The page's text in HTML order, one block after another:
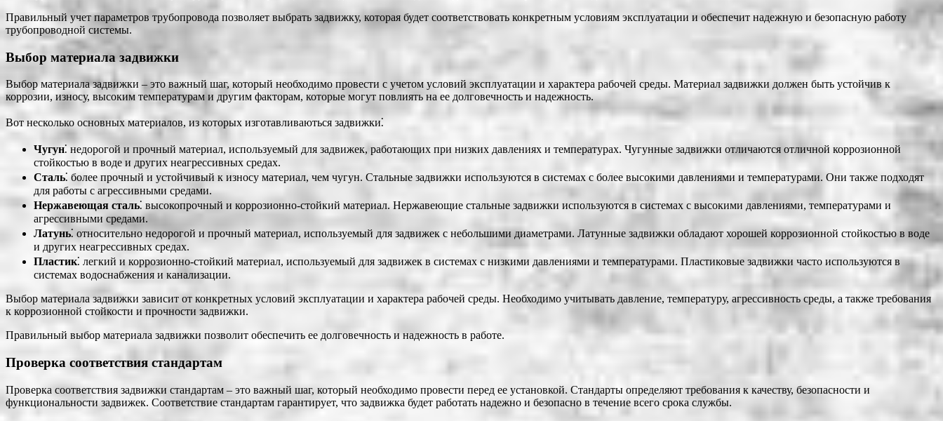
Правильный учет параметров трубопровода позволяет выбрать задвижку, которая будет соответствовать конкретным условиям эксплуатации и обеспечит надежную и безопасную работу
трубопроводной системы.
Выбор материала задвижки
Выбор материала задвижки – это важный шаг, который необходимо провести с учетом условий эксплуатации и характера рабочей среды. Материал задвижки должен быть устойчив к
коррозии, износу, высоким температурам и другим факторам, которые могут повлиять на ее долговечность и надежность.
Вот несколько основных материалов, из которых изготавливаються задвижки⁚
Чугун⁚ недорогой и прочный материал, используемый для задвижек, работающих при низких давлениях и температурах. Чугунные задвижки отличаются отличной коррозионной
стойкостью в воде и других неагрессивных средах.
Сталь⁚ более прочный и устойчивый к износу материал, чем чугун. Стальные задвижки используются в системах с более высокими давлениями и температурами. Они также подходят
для работы с агрессивными средами.
Нержавеющая сталь⁚ высокопрочный и коррозионно-стойкий материал. Нержавеющие стальные задвижки используются в системах с высокими давлениями, температурами и
агрессивными средами.
Латунь⁚ относительно недорогой и прочный материал, используемый для задвижек с небольшими диаметрами. Латунные задвижки обладают хорошей коррозионной стойкостью в воде
и других неагрессивных средах.
Пластик⁚ легкий и коррозионно-стойкий материал, используемый для задвижек в системах с низкими давлениями и температурами. Пластиковые задвижки часто используются в
системах водоснабжения и канализации.
Выбор материала задвижки зависит от конкретных условий эксплуатации и характера рабочей среды. Необходимо учитывать давление, температуру, агрессивность среды, а также требования
к коррозионной стойкости и прочности задвижки.
Правильный выбор материала задвижки позволит обеспечить ее долговечность и надежность в работе.
Проверка соответствия стандартам
Проверка соответствия задвижки стандартам – это важный шаг, который необходимо провести перед ее установкой. Стандарты определяют требования к качеству, безопасности и
функциональности задвижек. Соответствие стандартам гарантирует, что задвижка будет работать надежно и безопасно в течение всего срока службы.